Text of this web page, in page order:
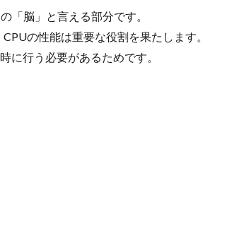
「脳」と言える部分です。
の性能は重要な役割を果たします。
に行う必要があるためです。